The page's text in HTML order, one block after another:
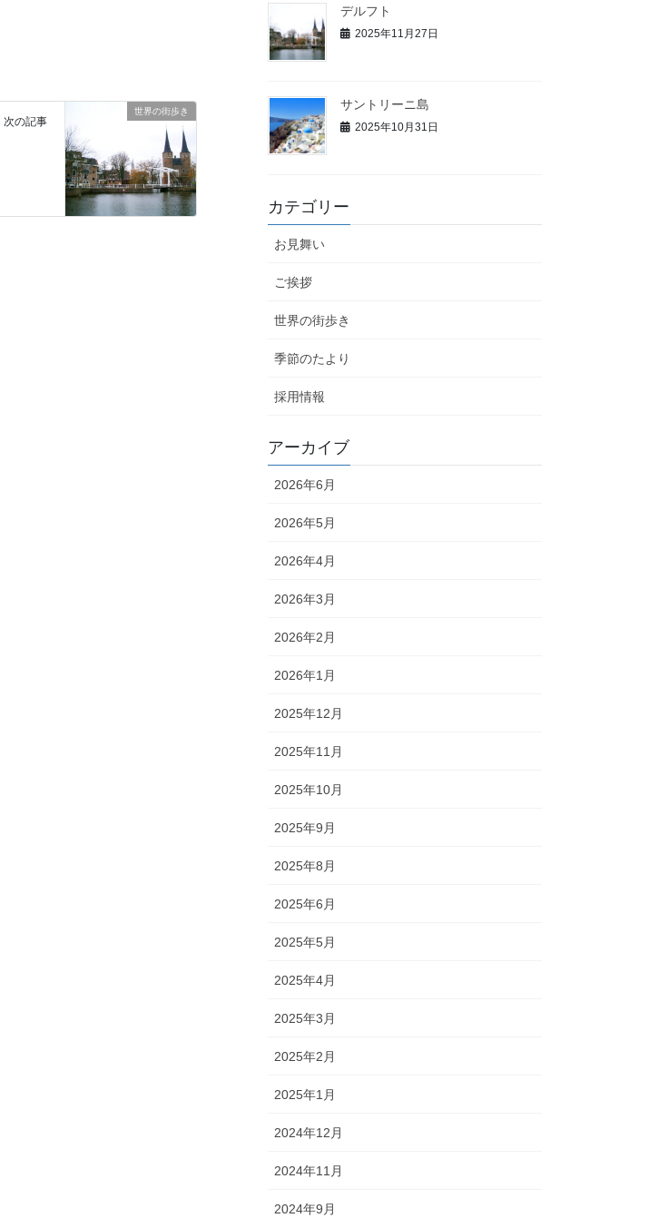
世界の街歩き
次の記事
デルフト
2025年11月27日
サントリーニ島
2025年10月31日
カテゴリー
お見舞い
ご挨拶
世界の街歩き
季節のたより
採用情報
アーカイブ
2026年6月
2026年5月
2026年4月
2026年3月
2026年2月
2026年1月
2025年12月
2025年11月
2025年10月
2025年9月
2025年8月
2025年6月
2025年5月
2025年4月
2025年3月
2025年2月
2025年1月
2024年12月
2024年11月
2024年9月